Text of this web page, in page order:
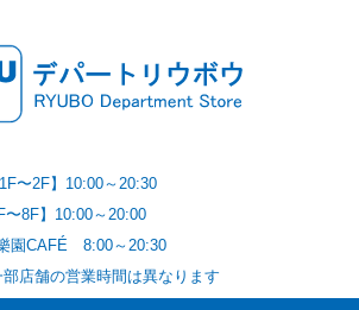
〜2F】10:00～20:30
〜8F】10:00～20:00
園CAFÉ 8:00～20:30
店舗の営業時間は異なります